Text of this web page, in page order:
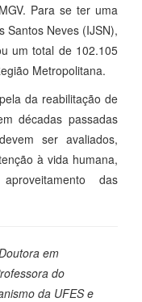
Para se ter uma
Santos Neves (IJSN),
um total de 102.105
Metropolitana.
da reabilitação de
décadas passadas
ser avaliados,
à vida humana,
das
em
do
da UFES e